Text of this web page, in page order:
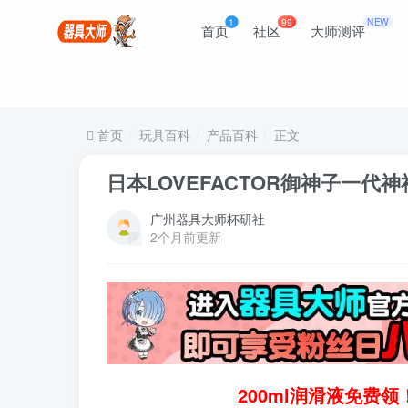
首页1 社区99 大师测评NEW
首页 玩具百科 产品百科 正文
日本LOVEFACTOR御神子一代
广州器具大师杯研社
2个月前更新
200ml润滑液免费领